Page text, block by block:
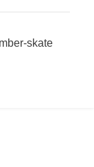
skate